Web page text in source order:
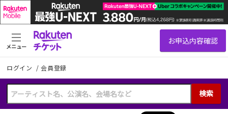
ログイン /会員登録
検索
メニュー